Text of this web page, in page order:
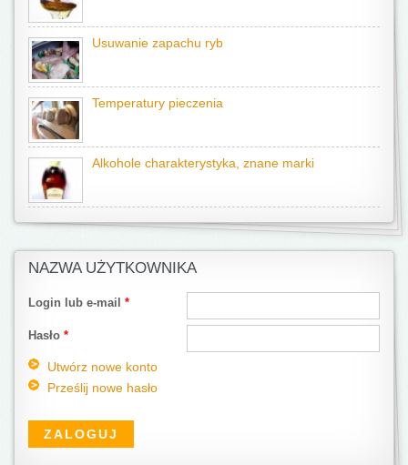
Usuwanie zapachu ryb
Temperatury pieczenia
Alkohole charakterystyka, znane marki
NAZWA UŻYTKOWNIKA
Login lub e-mail *
Hasło *
Utwórz nowe konto
Prześlij nowe hasło